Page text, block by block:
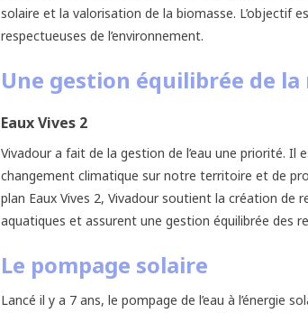
solaire et la valorisation de la biomasse. L’objectif
respectueuses de l’environnement.
Une gestion équilibrée de la
Eaux Vives 2
Vivadour a fait de la gestion de l’eau une priorité. Il
changement climatique sur notre territoire et de
plan Eaux Vives 2, Vivadour soutient la création de
aquatiques et assurent une gestion équilibrée des
Le pompage solaire
Lancé il y a 7 ans, le pompage de l’eau à l’énergie